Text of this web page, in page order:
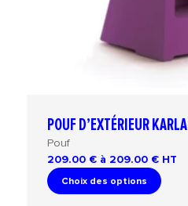
POUF D’EXTÉRIEUR KARLA
Pouf
209.00 € à 209.00 € HT
Choix des options